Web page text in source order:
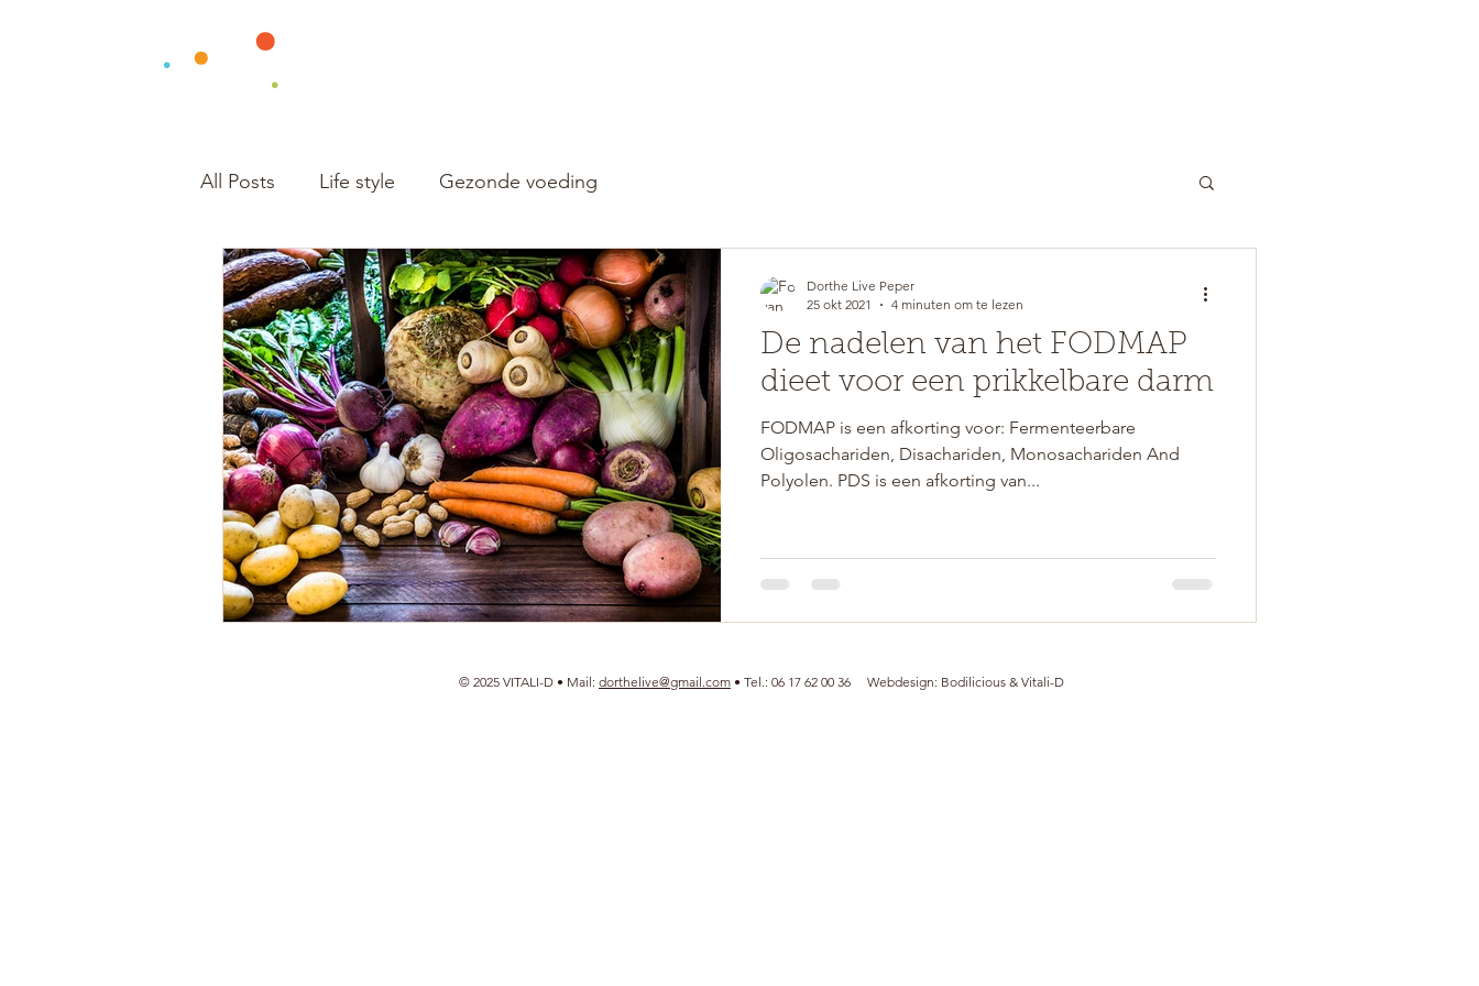
All Posts Life style Gezonde voeding
De nadelen van het FODMAP
dieet voor een prikkelbare darm
FODMAP is een afkorting voor: Fermenteerbare
Oligosachariden, Disachariden, Monosachariden And
Polyolen. PDS is een afkorting van...
Dorthe Live Peper
25 okt 2021
4 minuten om te lezen
© 2025 VITALI-D • Mail: dorthelive@gmail.com • Tel.: 06 17 62 00 36‬ Webdesign: Bodilicious & Vitali-D